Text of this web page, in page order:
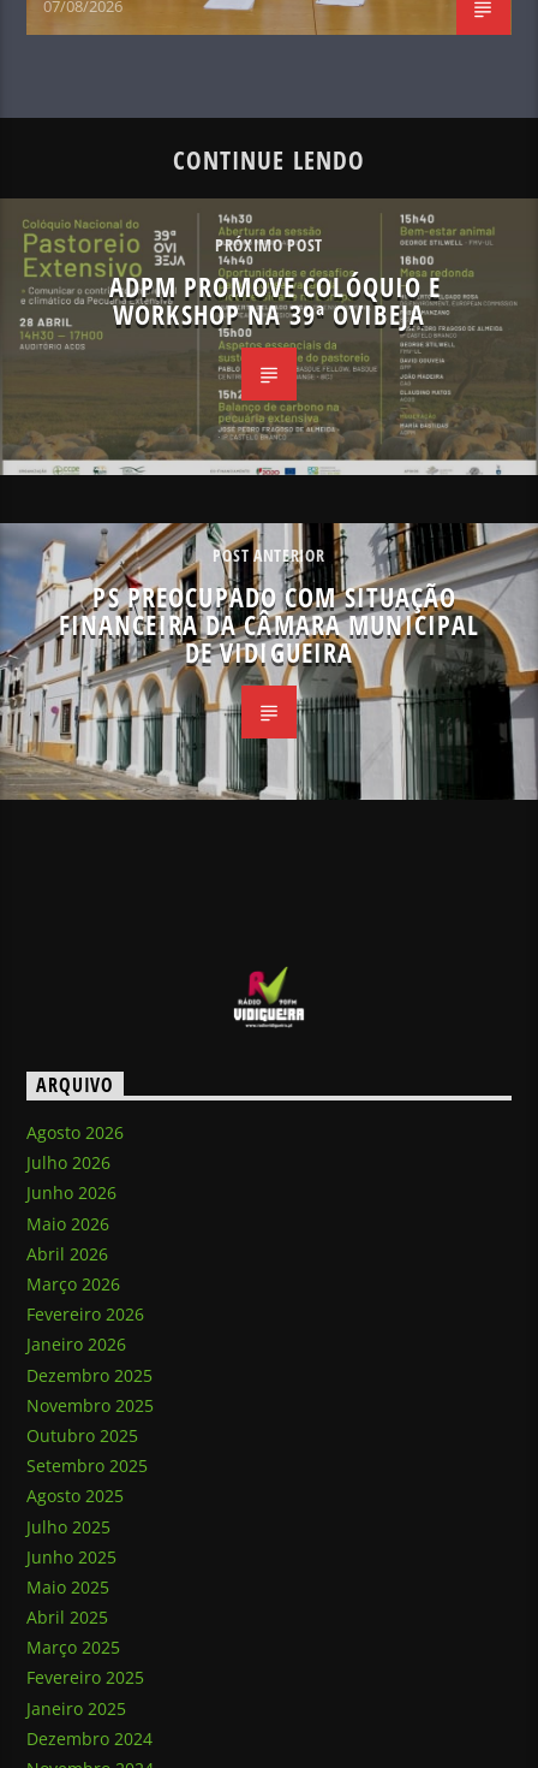
07/08/2026
CONTINUE LENDO
PRÓXIMO POST
ADPM PROMOVE COLÓQUIO E
WORKSHOP NA 39ª OVIBEJA
POST ANTERIOR
PS PREOCUPADO COM SITUAÇÃO
FINANCEIRA DA CÂMARA MUNICIPAL
DE VIDIGUEIRA
ARQUIVO
Agosto 2026
Julho 2026
Junho 2026
Maio 2026
Abril 2026
Março 2026
Fevereiro 2026
Janeiro 2026
Dezembro 2025
Novembro 2025
Outubro 2025
Setembro 2025
Agosto 2025
Julho 2025
Junho 2025
Maio 2025
Abril 2025
Março 2025
Fevereiro 2025
Janeiro 2025
Dezembro 2024